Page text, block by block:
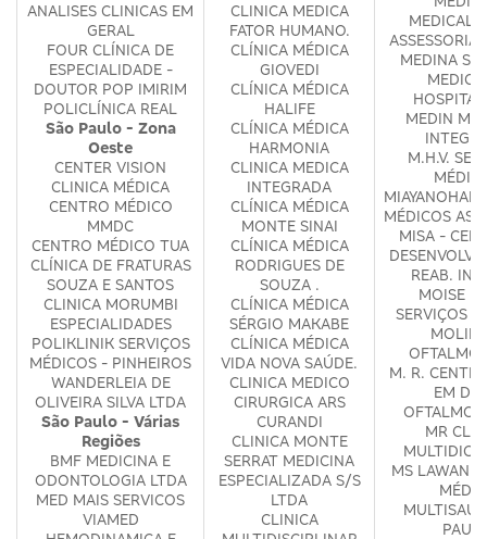
ANALISES CLINICAS EM
GERAL
FOUR CLÍNICA DE
ESPECIALIDADE -
DOUTOR POP IMIRIM
POLICLÍNICA REAL
São Paulo - Zona
Oeste
CENTER VISION
CLINICA MÉDICA
CENTRO MÉDICO
MMDC
CENTRO MÉDICO TUA
CLÍNICA DE FRATURAS
SOUZA E SANTOS
CLINICA MORUMBI
ESPECIALIDADES
POLIKLINIK SERVIÇOS
MÉDICOS - PINHEIROS
WANDERLEIA DE
OLIVEIRA SILVA LTDA
São Paulo - Várias
Regiões
BMF MEDICINA E
ODONTOLOGIA LTDA
MED MAIS SERVICOS
VIAMED
CLINICA MEDICA
FATOR HUMANO.
CLÍNICA MÉDICA
GIOVEDI
CLÍNICA MÉDICA
HALIFE
CLÍNICA MÉDICA
HARMONIA
CLINICA MEDICA
INTEGRADA
CLÍNICA MÉDICA
MONTE SINAI
CLÍNICA MÉDICA
RODRIGUES DE
SOUZA .
CLÍNICA MÉDICA
SÉRGIO MAKABE
CLÍNICA MÉDICA
VIDA NOVA SAÚDE.
CLINICA MEDICO
CIRURGICA ARS
CURANDI
CLINICA MONTE
SERRAT MEDICINA
ESPECIALIZADA S/S
LTDA
CLINICA
MEDICAL
ASSESSORIA
MEDINA
MEDIN
M.H.V.
MÉDICOS
MISA -
REAB.
MOISE
SERVIÇOS
M. R.
EM
MR
MS LAWAND